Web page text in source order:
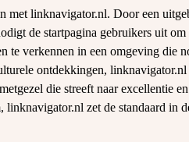
met linknavigator.nl. Door een
de startpagina gebruikers uit
te verkennen in een omgeving die
ontdekkingen,
die streeft naar excellentie
zet de standaard in